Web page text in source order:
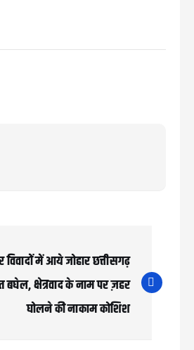
विवादों में आये जोहार छत्तीसगढ़
बघेल, क्षेत्रवाद के नाम पर ज़हर
घोलने की नाकाम कोशिश